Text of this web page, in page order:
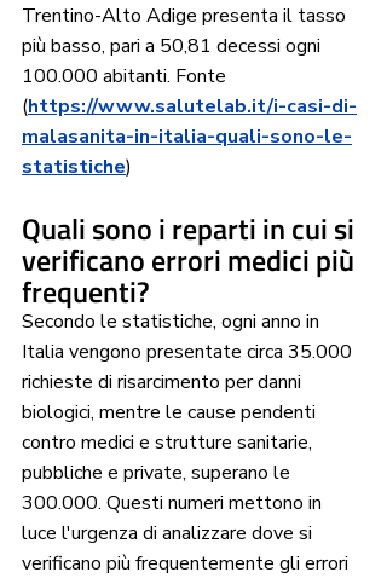
Trentino-Alto Adige presenta il tasso
più basso, pari a 50,81 decessi ogni
100.000 abitanti. Fonte
(https://www.salutelab.it/i-casi-di-
malasanita-in-italia-quali-sono-le-
statistiche)
Quali sono i reparti in cui si
verificano errori medici più
frequenti?
Secondo le statistiche, ogni anno in
Italia vengono presentate circa 35.000
richieste di risarcimento per danni
biologici, mentre le cause pendenti
contro medici e strutture sanitarie,
pubbliche e private, superano le
300.000. Questi numeri mettono in
luce l'urgenza di analizzare dove si
verificano più frequentemente gli errori